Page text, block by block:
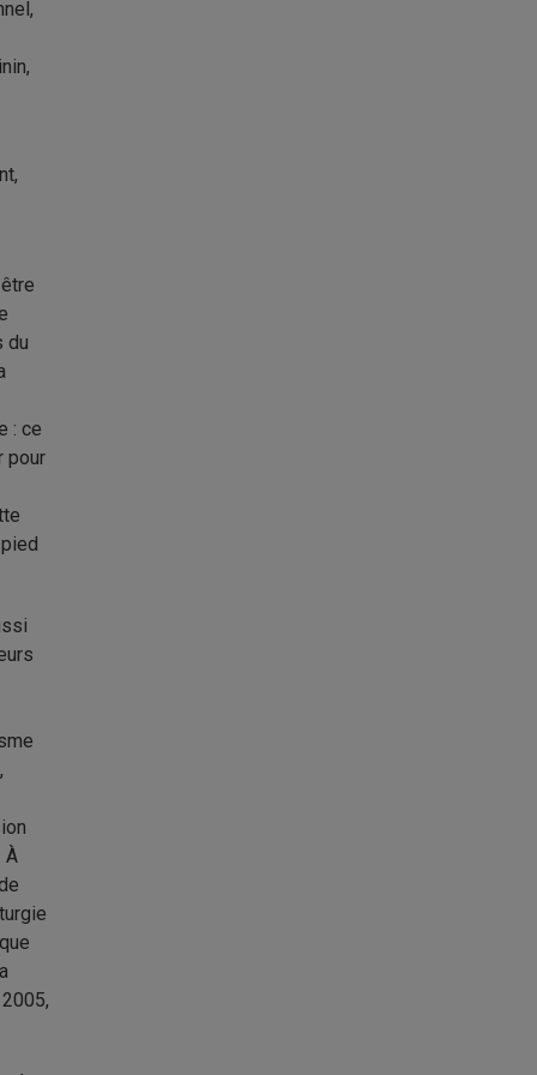
du
: ce
pour
À